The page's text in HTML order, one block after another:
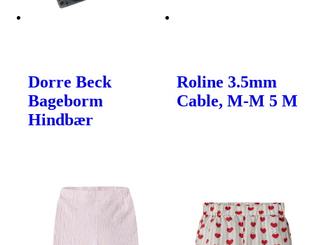
Dorre Beck
Bageborm
Hindbær
Roline 3.5mm
Cable, M-M 5 M